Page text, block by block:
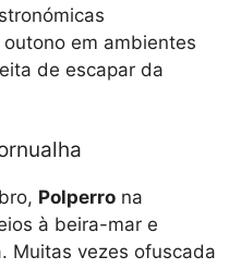
em ambientes
de escapar da
Polperro na
à beira-mar e
Muitas vezes ofuscada